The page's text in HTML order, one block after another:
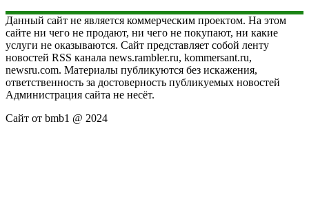
Данный сайт не является коммерческим проектом. На этом
сайте ни чего не продают, ни чего не покупают, ни какие
услуги не оказываются. Сайт представляет собой ленту
новостей RSS канала news.rambler.ru, kommersant.ru,
newsru.com. Материалы публикуются без искажения,
ответственность за достоверность публикуемых новостей
Администрация сайта не несёт.
Сайт от bmb1 @ 2024